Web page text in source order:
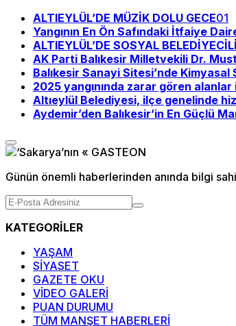
ALTIEYLÜL’DE MÜZİK DOLU GECE01
Yangının En Ön Safındaki İtfaiye
ALTIEYLÜL’DE SOSYAL
AK Parti Balıkesir Milletvekili Dr.
Balıkesir Sanayi Sitesi’nde Kimyasal
2025 yangınında zarar gören
Altıeylül Belediyesi, ilçe genelinde
Aydemir’den Balıkesir’in En Güçlü
Günün önemli haberlerinden anında bilgi
KATEGORİLER
YAŞAM
SİYASET
GAZETE OKU
VİDEO GALERİ
PUAN DURUMU
TÜM MANŞET HABERLERİ